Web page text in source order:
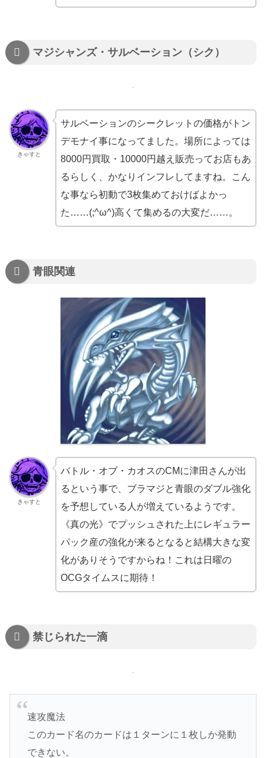
マジシャンズ・サルベーション（シク）
きゃすと
サルベーションのシークレットの価格がトン
デモナイ事になってました。場所によっては
8000円買取・10000円越え販売ってお店もあ
るらしく、かなりインフレしてますね。こん
な事なら初動で3枚集めておけばよかっ
た……(;^ω^)高くて集めるの大変だ……。
青眼関連
きゃすと
バトル・オブ・カオスのCMに津田さんが出
るという事で、ブラマジと青眼のダブル強化
を予想している人が増えているようです。
《真の光》でプッシュされた上にレギュラー
パック産の強化が来るとなると結構大きな変
化がありそうですからね！これは日曜の
OCGタイムスに期待！
禁じられた一滴
速攻魔法
このカード名のカードは１ターンに１枚しか発動
できない。